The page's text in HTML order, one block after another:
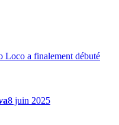
Loco a finalement débuté
8 juin 2025